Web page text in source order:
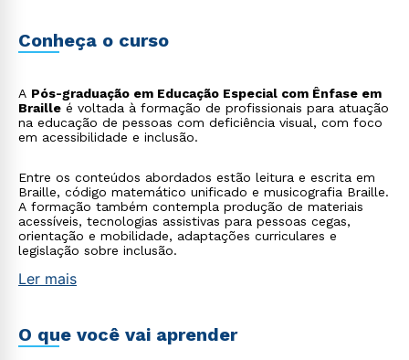
Conheça o curso
A Pós-graduação em Educação Especial com Ênfase em
Braille é voltada à formação de profissionais para atuação
na educação de pessoas com deficiência visual, com foco
em acessibilidade e inclusão.
Entre os conteúdos abordados estão leitura e escrita em
Braille, código matemático unificado e musicografia Braille.
A formação também contempla produção de materiais
acessíveis, tecnologias assistivas para pessoas cegas,
orientação e mobilidade, adaptações curriculares e
legislação sobre inclusão.
Ler mais
O que você vai aprender